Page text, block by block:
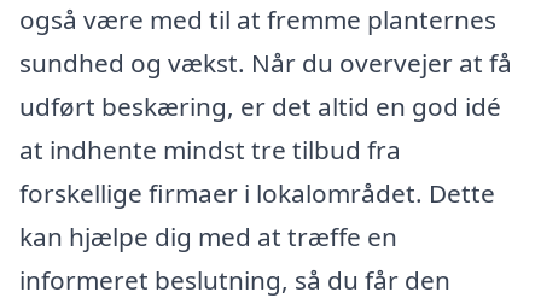
også være med til at fremme planternes
sundhed og vækst. Når du overvejer at få
udført beskæring, er det altid en god idé
at indhente mindst tre tilbud fra
forskellige firmaer i lokalområdet. Dette
kan hjælpe dig med at træffe en
informeret beslutning, så du får den